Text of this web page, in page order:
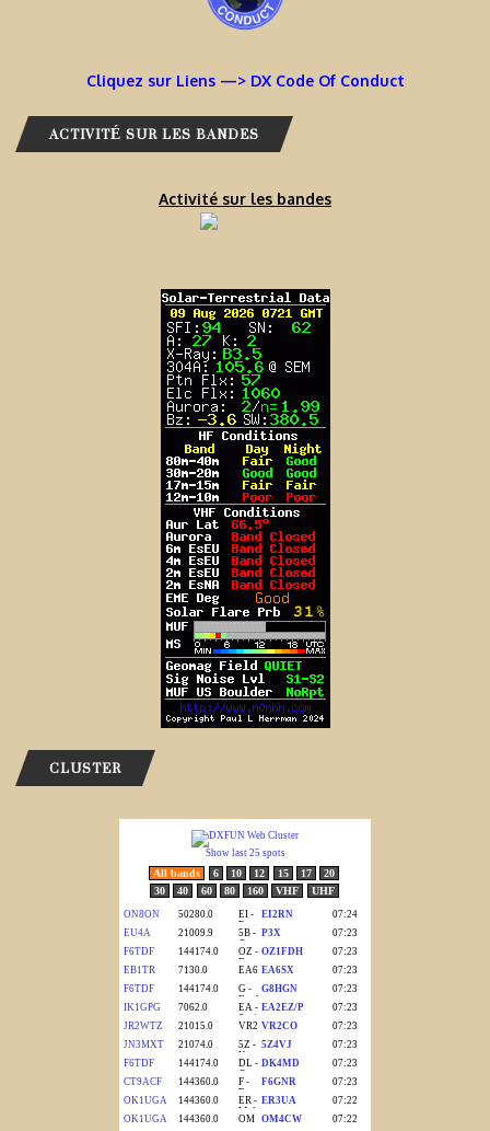
Cliquez sur Liens —> DX Code Of Conduct
ACTIVITÉ SUR LES BANDES
Activité sur les bandes
CLUSTER